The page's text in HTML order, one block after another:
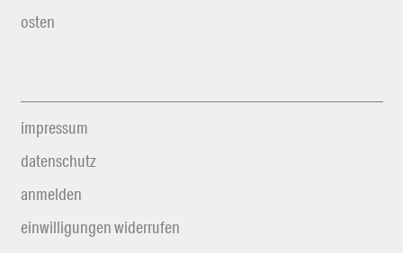
osten
impressum
datenschutz
anmelden
einwilligungen widerrufen